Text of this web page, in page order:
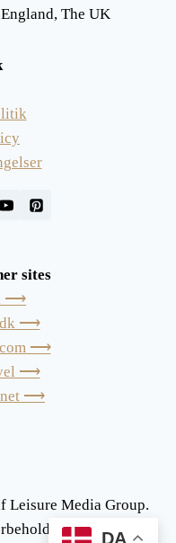
The UK
sites
⟶
⟶
⟶
⟶
⟶
Leisure Media Group.
DA